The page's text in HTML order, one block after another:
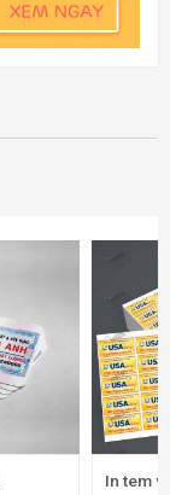
In tem